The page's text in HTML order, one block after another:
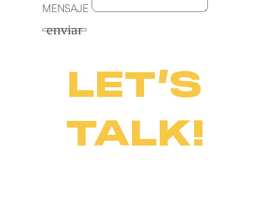
MENSAJE
enviar
LET’S
TALK!